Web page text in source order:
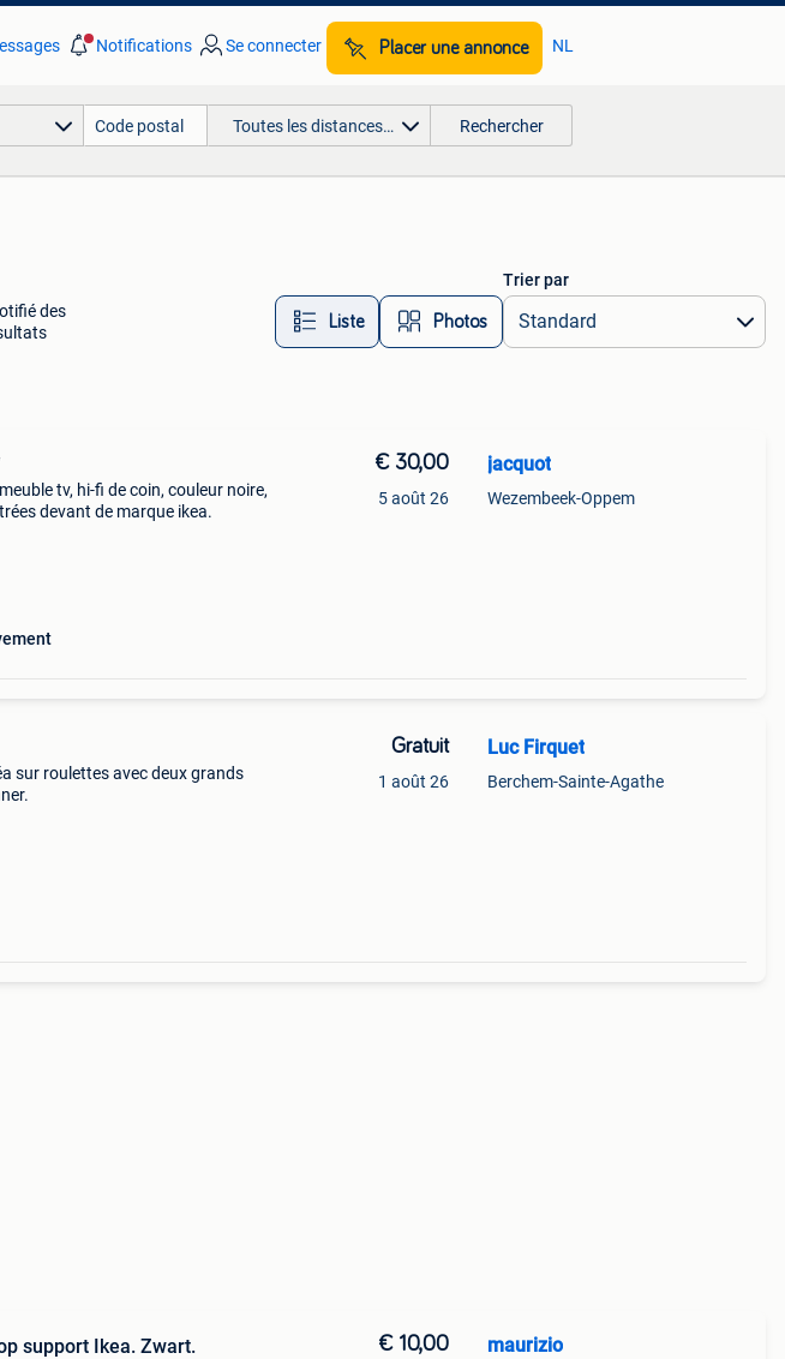
Notifications Se connecter Placer une annonce NL
Toutes les distances… Rechercher
des
Liste Photos
Trier par
tv, hi-fi de coin, couleur noire,
devant de marque ikea.
€ 30,00
5 août 26
jacquot
Wezembeek-Oppem
sur roulettes avec deux grands
Gratuit
1 août 26
Luc Firquet
Berchem-Sainte-Agathe
support Ikea. Zwart. € 10,00 maurizio